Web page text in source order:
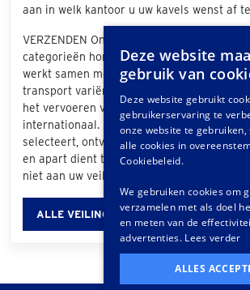
aan in welk kantoor u uw kavels wenst af
VERZENDEN Ons veilinghuis verzendt
categorieën horloges, juwelen en
werkt samen met
Easy2Send . Zij bieden
transport variërend van eenvoudige
het vervoeren van exclusieve stukken,
internationaal. Als u "Easy2Send" als
selecteert, ontvangt u een offerte die u
en apart dient te betalen - deze
niet aan uw veilingfactuur toegevoegd!
ALLE VEILINGINFORMATIE
Deze website
gebruik van
Deze website gebruikt
gebruikerservaring te
onze website te
alle cookies in
Cookiebeleid.
We gebruiken cookies om
verzamelen met als doel
en meten van de
advertenties. Lees verder
ALLES